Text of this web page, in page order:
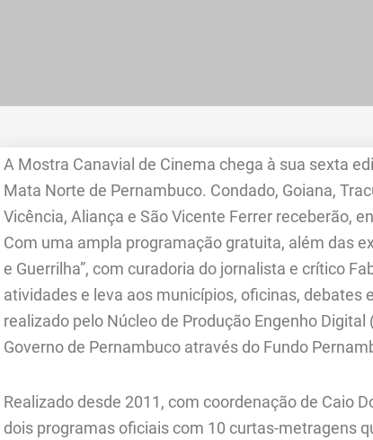
A Mostra Canavial de Cinema chega à sua sexta
Mata Norte de Pernambuco. Condado, Goiana,
Vicência, Aliança e São Vicente Ferrer receberão,
Com uma ampla programação gratuita, além das
e Guerrilha”, com curadoria do jornalista e crítico
atividades e leva aos municípios, oficinas, debates
realizado pelo Núcleo de Produção Engenho Digital
Governo de Pernambuco através do Fundo
Realizado desde 2011, com coordenação de Caio
dois programas oficiais com 10 curtas-metragens